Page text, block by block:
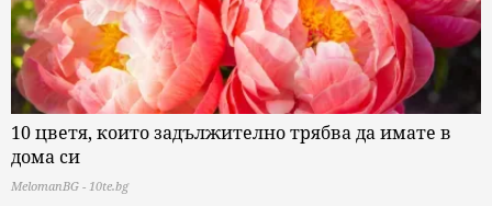
10 цветя, които задължително трябва да имате в
дома си
MelomanBG - 10te.bg